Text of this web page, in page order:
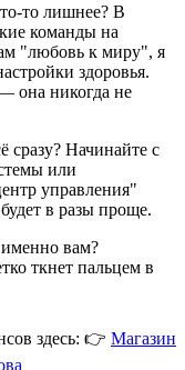
то лишнее? В
команды на
"любовь к миру", я
здоровья.
она никогда не
сразу? Начинайте с
или
управления"
в разы проще.
вам?
ткнет пальцем в
здесь: 👉 Магазин